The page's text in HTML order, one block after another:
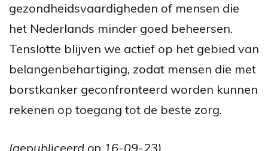
gezondheidsvaardigheden of mensen die
het Nederlands minder goed beheersen.
Tenslotte blijven we actief op het gebied van
belangenbehartiging, zodat mensen die met
borstkanker geconfronteerd worden kunnen
rekenen op toegang tot de beste zorg.
(gepubliceerd op 16-09-23)